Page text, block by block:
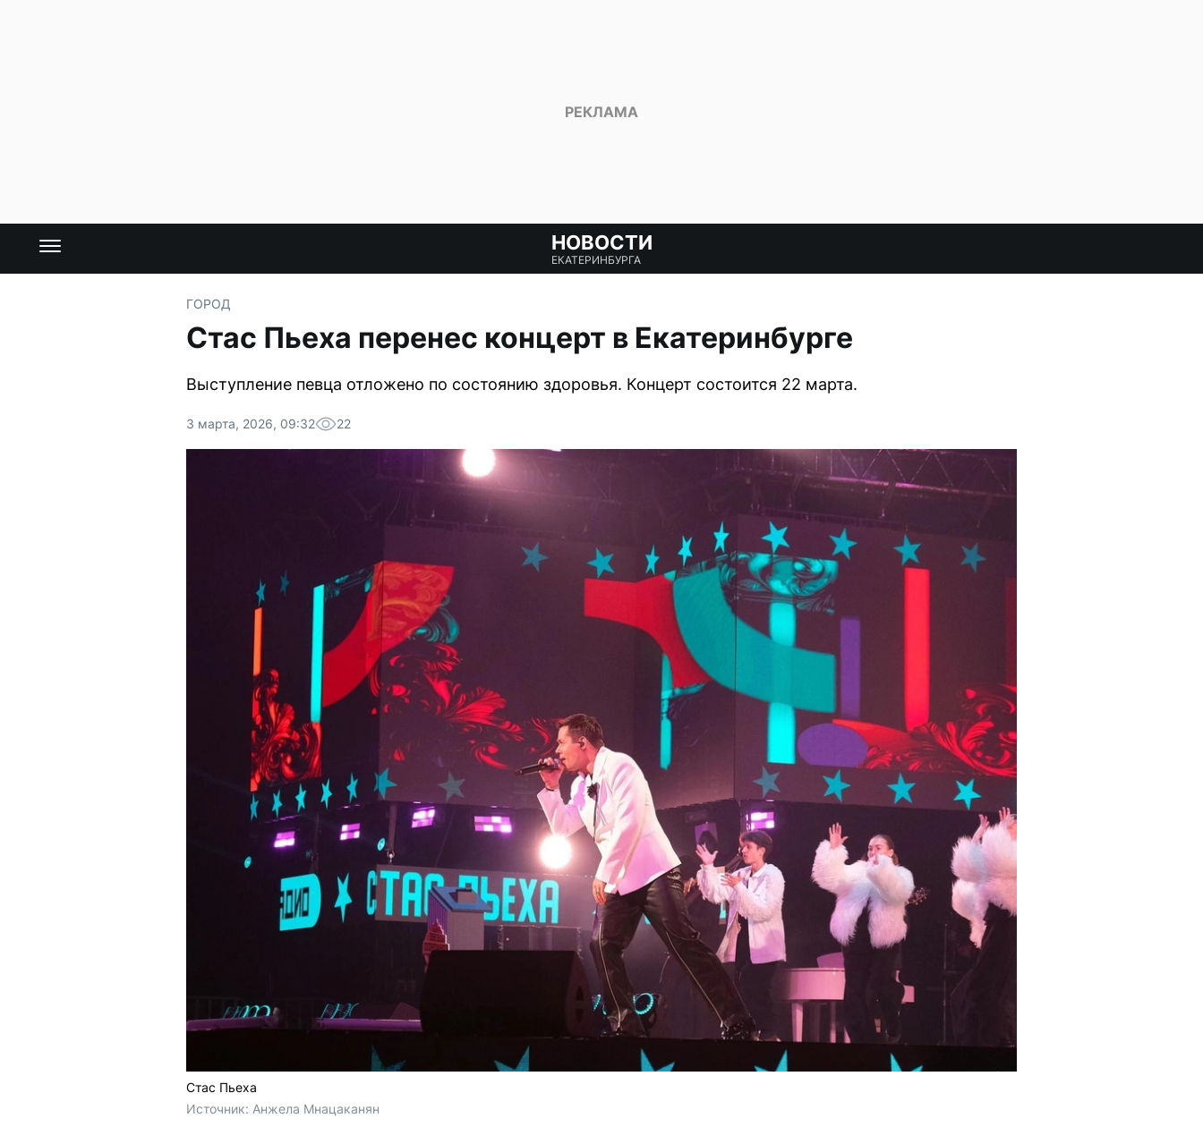
НОВОСТИ
ЕКАТЕРИНБУРГА
ГОРОД
Стас Пьеха перенес концерт в Екатеринбурге
Выступление певца отложено по состоянию здоровья. Концерт состоится 22 марта.
3 марта, 2026, 09:32 22
Стас Пьеха
Источник: Анжела Мнацаканян